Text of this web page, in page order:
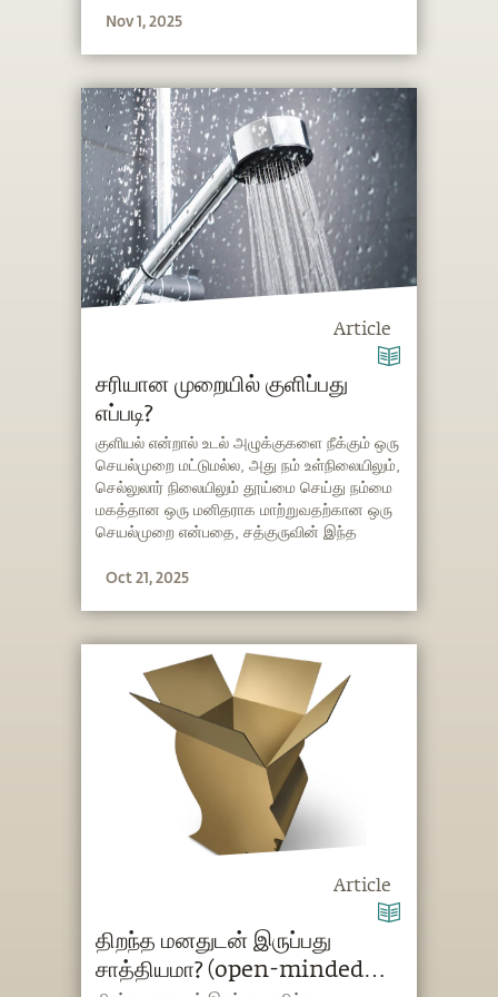
Nov 1, 2025
Article
சரியான முறையில் குளிப்பது
எப்படி?
குளியல் என்றால் உடல் அழுக்குகளை நீக்கும் ஒரு
செயல்முறை மட்டுமல்ல, அது நம் உள்நிலையிலும்,
செல்லுலார் நிலையிலும் தூய்மை செய்து நம்மை
மகத்தான ஒரு மனிதராக மாற்றுவதற்கான ஒரு
செயல்முறை என்பதை, சத்குருவின் இந்த
முறை, எந்தளவு வெப்பநிலையில் உள்ள நீரில்
Oct 21, 2025
Article
திறந்த மனதுடன் இருப்பது
சாத்தியமா? (open-minded